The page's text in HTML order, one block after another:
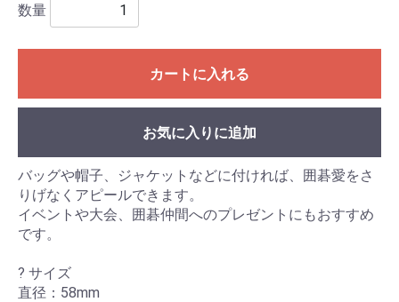
数量
カートに入れる
お気に入りに追加
バッグや帽子、ジャケットなどに付ければ、囲碁愛をさ
りげなくアピールできます。
イベントや大会、囲碁仲間へのプレゼントにもおすすめ
です。
? サイズ
直径：58mm